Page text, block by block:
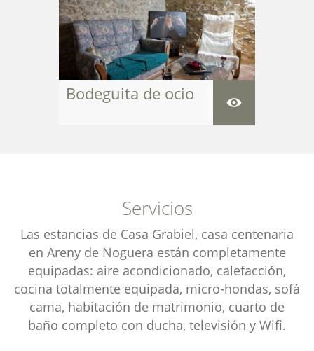
Bodeguita de ocio
Servicios
Las estancias de Casa Grabiel, casa centenaria
en Areny de Noguera están completamente
equipadas: aire acondicionado, calefacción,
cocina totalmente equipada, micro-hondas, sofá
cama, habitación de matrimonio, cuarto de
baño completo con ducha, televisión y Wifi.